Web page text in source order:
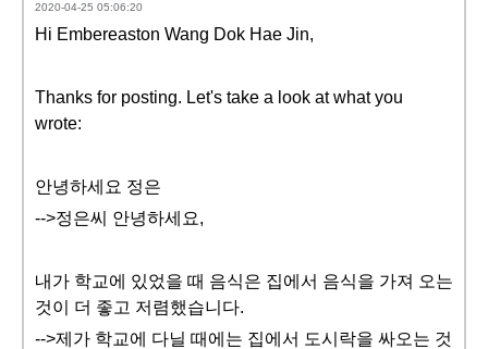
2020-04-25 05:06:20
Hi Embereaston Wang Dok Hae Jin,
Thanks for posting. Let's take a look at what you
wrote:
안녕하세요 정은
-->정은씨 안녕하세요,
내가 학교에 있었을 때 음식은 집에서 음식을 가져 오는
것이 더 좋고 저렴했습니다.
-->제가 학교에 다닐 때에는 집에서 도시락을 싸오는 것